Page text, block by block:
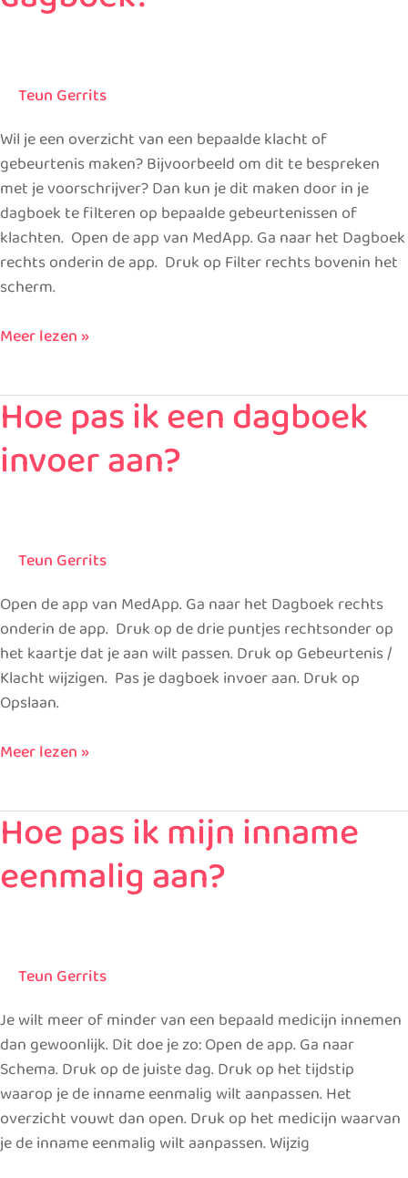
Teun Gerrits
Wil je een overzicht van een bepaalde klacht of
gebeurtenis maken? Bijvoorbeeld om dit te bespreken
met je voorschrijver? Dan kun je dit maken door in je
dagboek te filteren op bepaalde gebeurtenissen of
klachten. Open de app van MedApp. Ga naar het Dagboek
rechts onderin de app. Druk op Filter rechts bovenin het
scherm.
Meer lezen »
Hoe pas ik een dagboek
invoer aan?
Teun Gerrits
Open de app van MedApp. Ga naar het Dagboek rechts
onderin de app. Druk op de drie puntjes rechtsonder op
het kaartje dat je aan wilt passen. Druk op Gebeurtenis /
Klacht wijzigen. Pas je dagboek invoer aan. Druk op
Opslaan.
Hoe
pas
ik
een
aan?
Meer lezen »
Hoe pas ik mijn inname
eenmalig aan?
Teun Gerrits
Je wilt meer of minder van een bepaald medicijn innemen
dan gewoonlijk. Dit doe je zo: Open de app. Ga naar
Schema. Druk op de juiste dag. Druk op het tijdstip
waarop je de inname eenmalig wilt aanpassen. Het
overzicht vouwt dan open. Druk op het medicijn waarvan
je de inname eenmalig wilt aanpassen. Wijzig
Hoe
pas
ik
mijn
aan?